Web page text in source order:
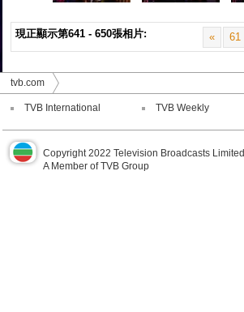
現正顯示第641 - 650張相片: « 61
tvb.com
TVB International TVB Weekly
Copyright 2022 Television Broadcasts Limited
A Member of TVB Group